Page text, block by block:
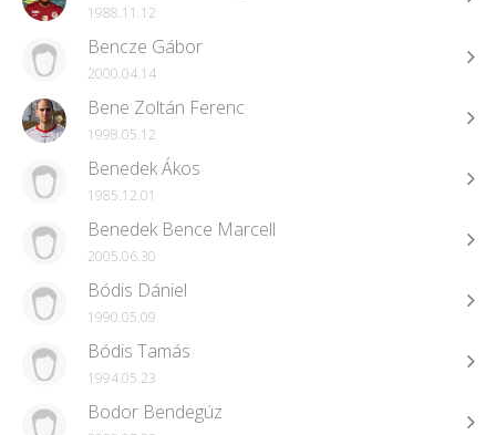
1988.11.12
Bencze Gábor
2000.04.14
Bene Zoltán Ferenc
1998.05.12
Benedek Ákos
1985.12.01
Benedek Bence Marcell
2005.06.30
Bódis Dániel
1990.05.09
Bódis Tamás
1994.05.23
Bodor Bendegúz